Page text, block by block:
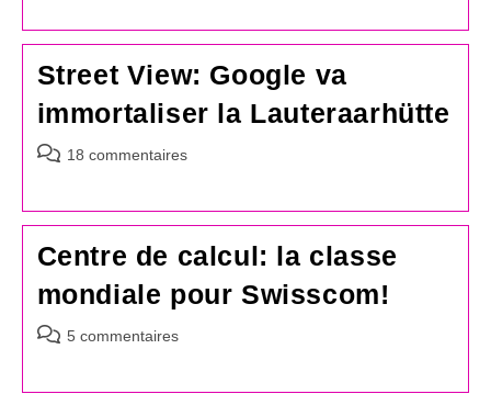
publication :
Street View: Google va
immortaliser la Lauteraarhütte
Commentaires
publication :
18 commentaires
Centre de calcul: la classe
mondiale pour Swisscom!
Commentaires
5 commentaires